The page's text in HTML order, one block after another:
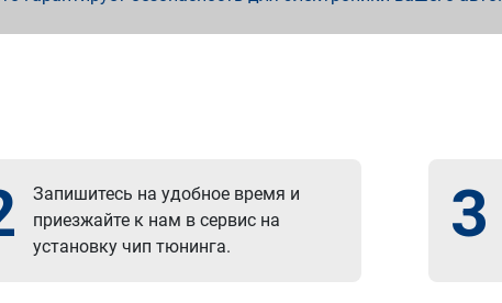
Запишитесь на удобное время и
приезжайте к нам в сервис на
установку чип тюнинга.
3